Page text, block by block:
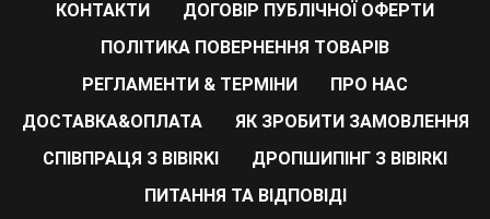
КОНТАКТИ
ДОГОВІР ПУБЛІЧНОЇ ОФЕРТИ
ПОЛІТИКА ПОВЕРНЕННЯ ТОВАРІВ
РЕГЛАМЕНТИ & ТЕРМІНИ
ПРО НАС
ДОСТАВКА&ОПЛАТА
ЯК ЗРОБИТИ ЗАМОВЛЕННЯ
СПІВПРАЦЯ З BIBIRKI
ДРОПШИПІНГ З BIBIRKI
ПИТАННЯ ТА ВІДПОВІДІ